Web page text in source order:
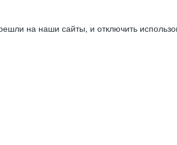
на наши сайты, и отключить